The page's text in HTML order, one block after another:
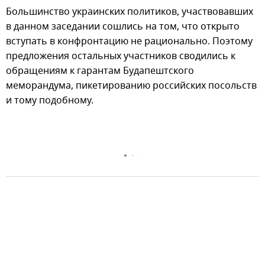
Большинство украинских политиков, участвовавших
в данном заседании сошлись на том, что открыто
вступать в конфронтацию не рационально. Поэтому
предложения остальных участников сводились к
обращениям к гарантам Будапештского
меморандума, пикетированию российских посольств
и тому подобному.